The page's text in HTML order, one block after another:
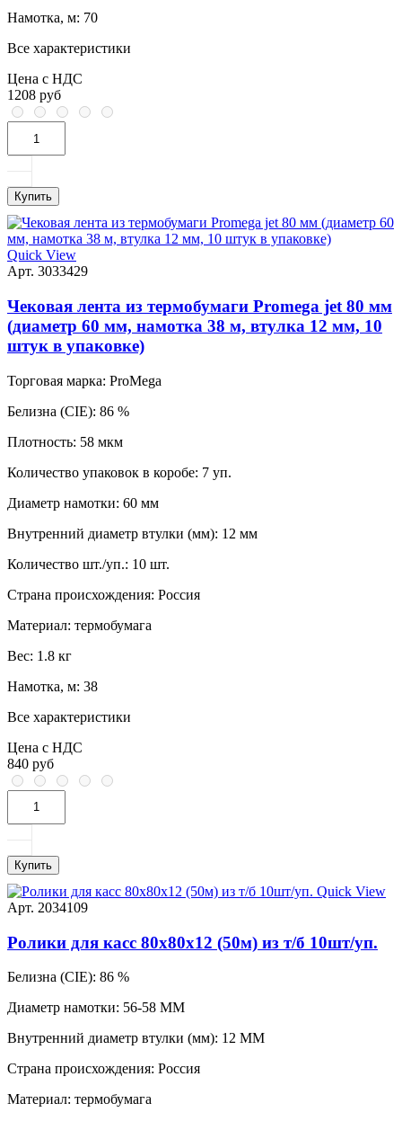
Намотка, м: 70
Все характеристики
Цена с НДС
1208 руб
Купить
Quick View
Арт. 3033429
Чековая лента из термобумаги Promega jet 80 мм
(диаметр 60 мм, намотка 38 м, втулка 12 мм, 10
штук в упаковке)
Торговая марка: ProMega
Белизна (CIE): 86 %
Плотность: 58 мкм
Количество упаковок в коробе: 7 уп.
Диаметр намотки: 60 мм
Внутренний диаметр втулки (мм): 12 мм
Количество шт./уп.: 10 шт.
Страна происхождения: Россия
Материал: термобумага
Вес: 1.8 кг
Намотка, м: 38
Все характеристики
Цена с НДС
840 руб
Купить
Quick View
Арт. 2034109
Ролики для касс 80х80х12 (50м) из т/б 10шт/уп.
Белизна (CIE): 86 %
Диаметр намотки: 56-58 ММ
Внутренний диаметр втулки (мм): 12 ММ
Страна происхождения: Россия
Материал: термобумага